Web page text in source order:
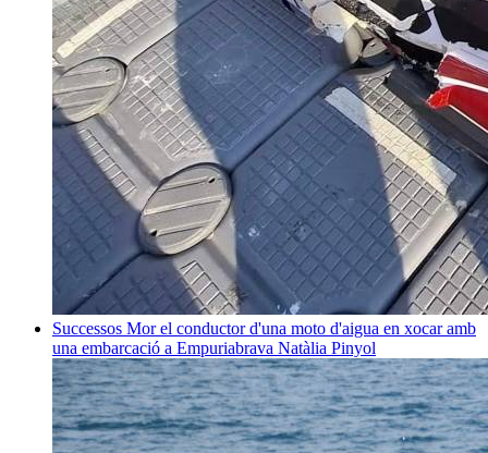
Successos Mor el conductor d'una moto d'aigua en xocar amb
una embarcació a Empuriabrava Natàlia Pinyol